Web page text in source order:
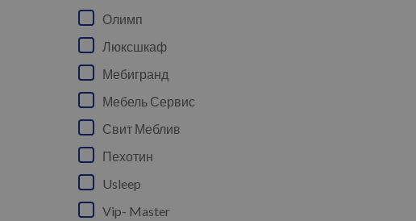
Олимп
Люксшкаф
Мебигранд
Мебель Сервис
Свит Меблив
Пехотин
Usleep
Vip- Master